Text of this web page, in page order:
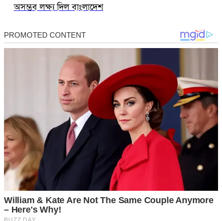
অসম্ভব লক্ষ্য দিল বাংলাদেশ